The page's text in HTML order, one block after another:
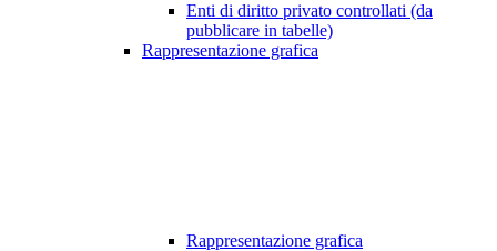
Enti di diritto privato controllati (da
pubblicare in tabelle)
Rappresentazione grafica
Rappresentazione grafica